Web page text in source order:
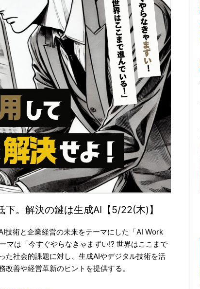
。解決の鍵は生成AI【5/22(木)】
技術と企業経営の未来をテーマにした「AI Work
は「今すぐやらなきゃまずい!? 世界はここまで
た社会的課題に対し、生成AIやデジタル技術を活
善や経営革新のヒントを提供する。